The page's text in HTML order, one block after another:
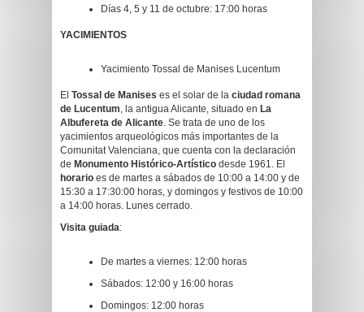
Días 4, 5 y 11 de octubre: 17:00 horas
YACIMIENTOS
Yacimiento Tossal de Manises Lucentum
El Tossal de Manises es el solar de la ciudad romana
de Lucentum, la antigua Alicante, situado en La
Albufereta de Alicante. Se trata de uno de los
yacimientos arqueológicos más importantes de la
Comunitat Valenciana, que cuenta con la declaración
de Monumento Histórico-Artístico desde 1961. El
horario es de martes a sábados de 10:00 a 14:00 y de
15:30 a 17:30:00 horas, y domingos y festivos de 10:00
a 14:00 horas. Lunes cerrado.
Visita guiada:
De martes a viernes: 12:00 horas
Sábados: 12:00 y 16:00 horas
Domingos: 12:00 horas